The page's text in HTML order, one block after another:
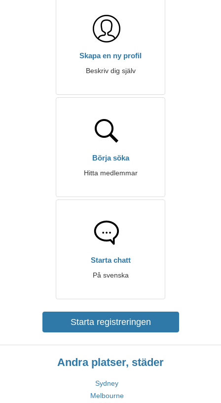
Skapa en ny profil
Beskriv dig själv
Börja söka
Hitta medlemmar
Starta chatt
På svenska
Starta registreringen
Andra platser, städer
Sydney
Melbourne